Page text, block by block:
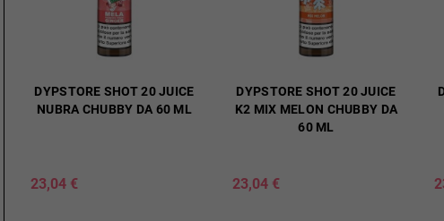
DYPSTORE SHOT 20 JUICE
NUBRA CHUBBY DA 60 ML
23,04 €
DYPSTORE SHOT 20 JUICE
K2 MIX MELON CHUBBY DA
60 ML
23,04 €